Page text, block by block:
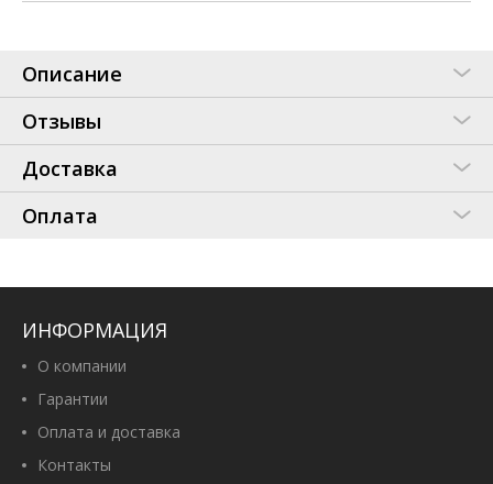
Описание
Отзывы
Доставка
Оплата
ИНФОРМАЦИЯ
О компании
Гарантии
Оплата и доставка
Контакты